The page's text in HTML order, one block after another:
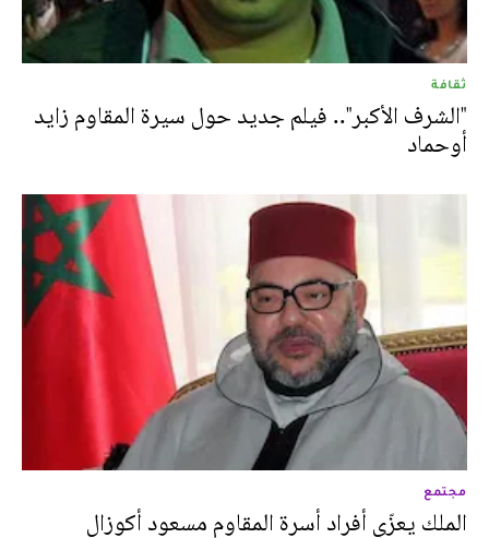
ثقافة
"الشرف الأكبر".. فيلم جديد حول سيرة المقاوم زايد
أوحماد
مجتمع
الملك يعزّي أفراد أسرة المقاوم مسعود أكوزال